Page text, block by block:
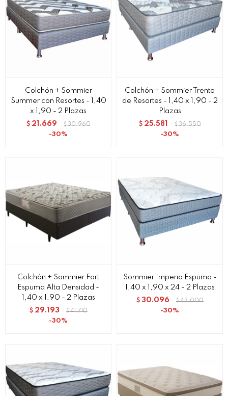
Colchón + Sommier
Summer con Resortes - 1,40
x 1,90 - 2 Plazas
$ 21.669 $ 30.960
30
Colchón + Sommier Trento
de Resortes - 1,40 x 1,90 - 2
Plazas
$ 25.581 $ 36.550
30
Colchón + Sommier Fort
Espuma Alta Densidad -
1,40 x 1,90 - 2 Plazas
$ 29.193 $ 41.710
30
Sommier Imperio Espuma -
1,40 x 1,90 x 24 - 2 Plazas
$ 30.096 $ 43.000
30